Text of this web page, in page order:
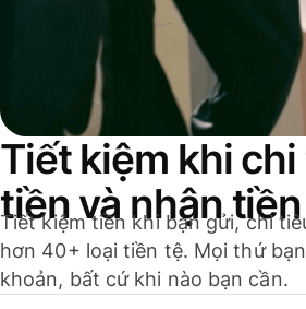
Tiết kiệm khi
tiền và nhận tiền
Tiết kiệm tiền khi bạn gửi, chi
hơn 40+ loại tiền tệ. Mọi thứ
khoản, bất cứ khi nào bạn cần.